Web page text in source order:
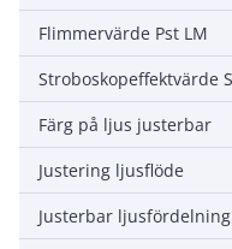
Flimmervärde Pst LM
Färg på ljus justerbar
Justering ljusflöde
Justerbar ljusfördelning